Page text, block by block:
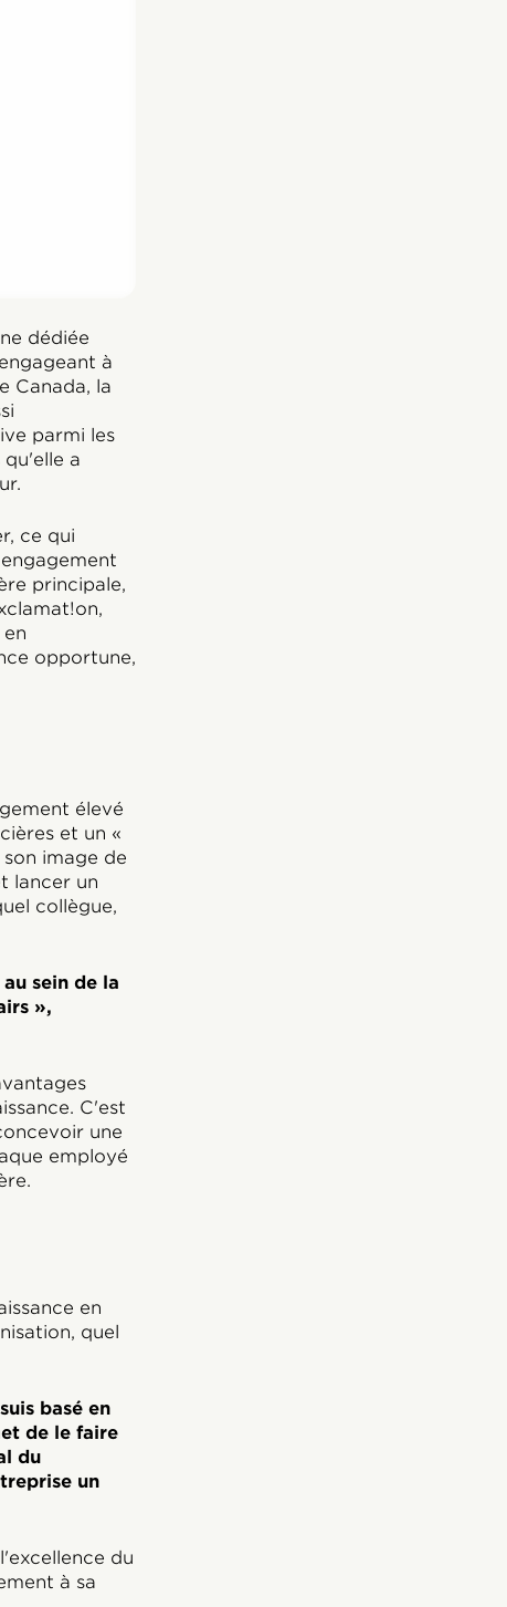
dédiée
à
Canada, la
parmi les
a
ce qui
principale,
opportune,
élevé
et un «
image de
lancer un
collègue,
sein de la
»,
C'est
une
employé
en
quel
basé en
de le faire
du
un
du
à sa